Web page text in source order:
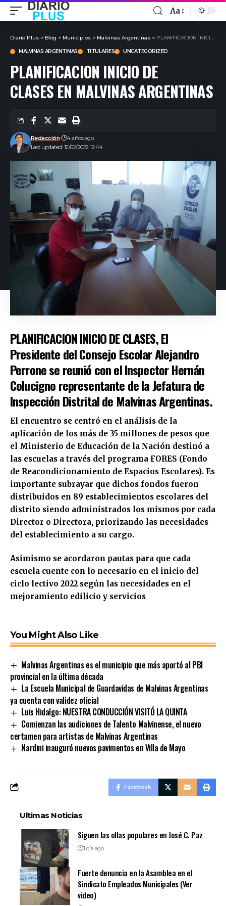
Aa
Diario Plus > Blog > Municipios > Malvinas Argentinas > PLANIFICACION INICIO DE CLASES EN MALVINAS ARGENTINAS
MALVINAS ARGENTINAS TITULARES UNCATEGORIZED
PLANIFICACION INICIO DE
CLASES EN MALVINAS ARGENTINAS
Last updated: 12/02/2022 12:44
Redacción 4 años ago
PLANIFICACION INICIO DE CLASES,El
Presidente del Consejo Escolar Alejandro
Perrone se reunió con el Inspector Hernán
Colucigno representante de la Jefatura de
Inspección Distrital de Malvinas Argentinas.
El encuentro se centró en el análisis de la
aplicación de los más de 35 millones de pesos que
el Ministerio de Educación de la Nación destinó a
las escuelas a través del programa FORES (Fondo
de Reacondicionamiento de Espacios Escolares). Es
importante subrayar que dichos fondos fueron
distribuidos en 89 establecimientos escolares del
distrito siendo administrados los mismos por cada
Director o Directora, priorizando las necesidades
del establecimiento a su cargo.
Asimismo se acordaron pautas para que cada
escuela cuente con lo necesario en el inicio del
ciclo lectivo 2022 según las necesidades en el
mejoramiento edilicio y servicios
You Might Also Like
Malvinas Argentinas es el municipio que más aportó al PBI
provincial en la última década
La Escuela Municipal de Guardavidas de Malvinas Argentinas
ya cuenta con validez oficial
Luis Hidalgo: NUESTRA CONDUCCIÓN VISITÓ LA QUINTA
Comienzan las audiciones de Talento Malvinense, el nuevo
certamen para artistas de Malvinas Argentinas
Nardini inauguró nuevos pavimentos en Villa de Mayo
Facebook
Ultimas Noticias
Siguen las ollas populares en José C. Paz
1 día ago
Fuerte denuncia en la Asamblea en el
Sindicato Empleados Municipales (Ver
video)